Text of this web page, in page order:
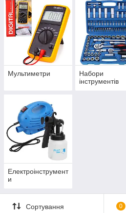
Мультиметри
Набори
інструментів
Електроінструмент
и
Сортування 0